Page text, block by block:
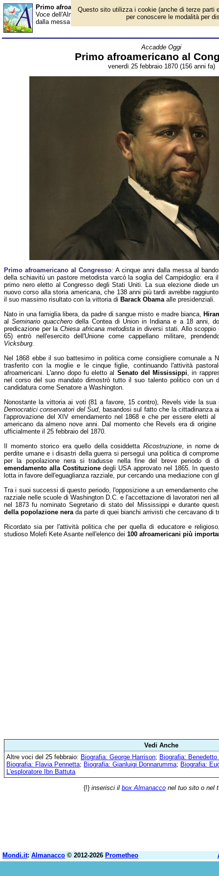
Primo afroamericano al Congresso - Almanacco
Voce dell'Almanacco del 25 febbraio, per la rubrica 'Accadde
dalla messa al bando della schiavitù un pastore metodista
Accadde Oggi
Primo afroamericano al
venerdì 25 febbraio 1870 (156 anni fa)
Primo afroamericano al Congresso: A cinque anni dalla messa al bando
della schiavitù un pastore metodista varcò la soglia del Campidoglio: era il
primo nero eletto al Congresso degli Stati Uniti. La sua elezione diede un
nuovo corso alla storia americana, che 138 anni più tardi avrebbe raggiunto
il suo massimo risultato con la vittoria di Barack Obamaalle presidenziali.
Nato in una famiglia libera, da padre di sangue misto e madre bianca,
alSeminario quacchero della Contea di Union in Indiana e a 18 anni,
predicazione per laChiesa africana metodistain diversi stati. Allo scoppio
65) entrò nell'esercito dell'Unione come cappellano militare,
Vicksburg.
Nel 1868 ebbe il suo battesimo in politica come consigliere comunale a
trasferito con la moglie e le cinque figlie, continuando l'attività
afroamericani. L'anno dopo fu eletto al Senato del Mississippi, in
nel corso del suo mandato dimostrò tutto il suo talento politico con un
candidatura come Senatore a Washington.
Nonostante la vittoria ai voti (81 a favore, 15 contro), Revels vide la
Democratici conservatori del Sud, basandosi sul fatto che la cittadinanza
l'approvazione del XIV emendamento nel 1868 e che per essere eletti
americano da almeno nove anni. Dal momento che Revels era di
ufficialmente il 25 febbraio del 1870.
Il momento storico era quello della cosiddetta Ricostruzione, in nome
perdite umane e i disastri della guerra si perseguì una politica di
per la popolazione nera si tradusse nella fine del breve periodo di
emendamento alla Costituzionedegli USA approvato nel 1865. In
lotta in favore dell'eguaglianza razziale, pur cercando una mediazione con
Tra i suoi successi di questo periodo, l'opposizione a un emendamento
razziale nelle scuole di Washington D.C. e l'accettazione di lavoratori neri
nel 1873 fu nominato Segretario di stato del Mississippi e durante
della popolazione nerada parte di quei bianchi arrivisti che cercavano di
Ricordato sia per l'attività politica che per quella di educatore e
studioso Molefi Kete Asante nell'elenco dei 100 afroamericani più
Vedi Anche
Altre voci del 25 febbraio: Biografia: George Harrison; Biografia: Benedetto
Biografia: Flavia Pennetta; Biografia: Gianluigi Donnarumma; Biografia:
L'esploratore Ibn Battuta
{!} inserisci il box Almanacco nel tuo sito o nel
Mondi.it: Almanacco © 2012-2026 Prometheo
Questo sito utilizza i cookie (anche di terze parti
per conoscere le modalità per